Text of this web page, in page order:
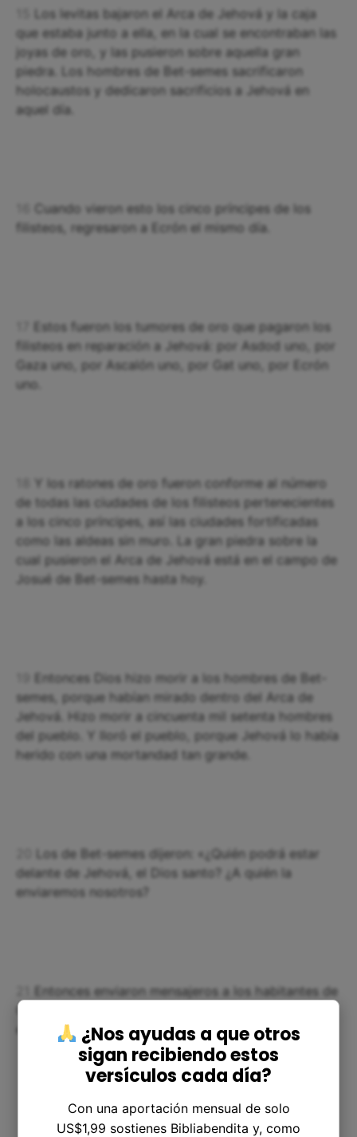
Los levitas bajaron el Arca de Jehová y la caja
que estaba junto a ella, en la cual se encontraban las
joyas de oro, y las pusieron sobre aquella gran
piedra. Los hombres de Bet-semes sacrificaron
holocaustos y dedicaron sacrificios a Jehová en
aquel día.
Cuando vieron esto los cinco príncipes de los
filisteos, regresaron a Ecrón el mismo día.
Estos fueron los tumores de oro que pagaron los
filisteos en reparación a Jehová: por Asdod uno, por
Gaza uno, por Ascalón uno, por Gat uno, por Ecrón
uno.
Y los ratones de oro fueron conforme al número
de todas las ciudades de los filisteos pertenecientes
a los cinco príncipes, así las ciudades fortificadas
como las aldeas sin muro. La gran piedra sobre la
cual pusieron el Arca de Jehová está en el campo de
Josué de Bet-semes hasta hoy.
Entonces Dios hizo morir a los hombres de Bet-
semes, porque habían mirado dentro del Arca de
Jehová. Hizo morir a cincuenta mil setenta hombres
del pueblo. Y lloró el pueblo, porque Jehová lo había
herido con una mortandad tan grande.
Los de Bet-semes dijeron: «¿Quién podrá estar
delante de Jehová, el Dios santo? ¿A quién la
enviaremos nosotros?
Entonces enviaron mensajeros a los habitantes de
Quiriat-jearim, diciendo: «Los filisteos han devuelto
el Arca de Jehová; descended, pues, y lleváosla».
Capítulo Anterior|Capítulo Siguiente
¿Nos ayudas a que otros
sigan recibiendo estos
versículos cada día?
Con una aportación mensual de solo
US$1,99 sostienes Bibliabendita y, como